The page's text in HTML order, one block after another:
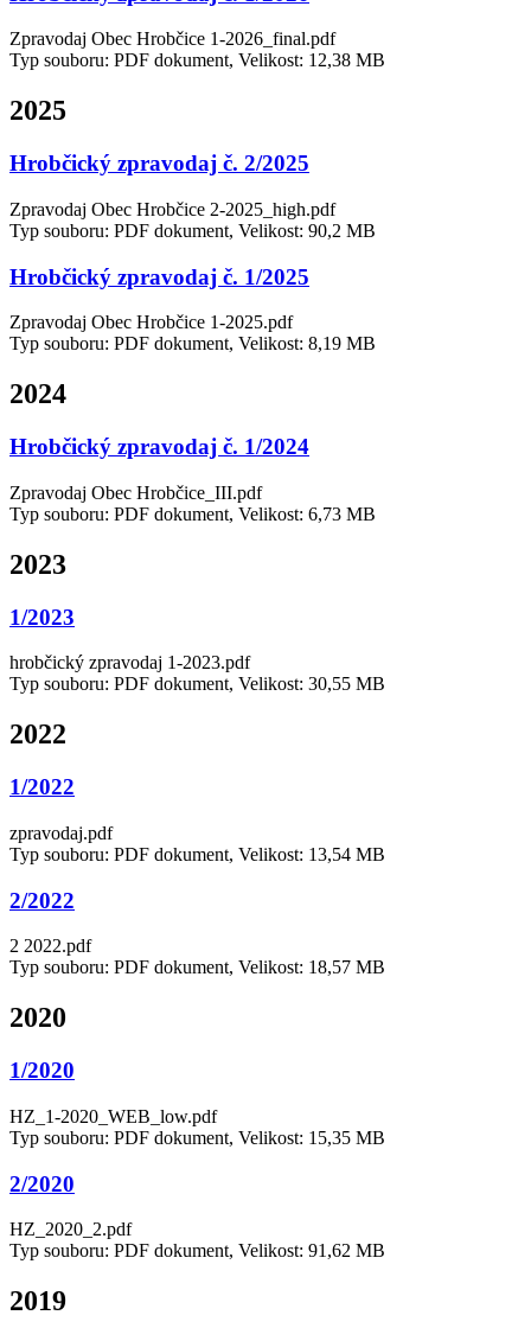
Zpravodaj Obec Hrobčice 1-2026_final.pdf
Typ souboru: PDF dokument, Velikost: 12,38 MB
2025
Hrobčický zpravodaj č. 2/2025
Zpravodaj Obec Hrobčice 2-2025_high.pdf
Typ souboru: PDF dokument, Velikost: 90,2 MB
Hrobčický zpravodaj č. 1/2025
Zpravodaj Obec Hrobčice 1-2025.pdf
Typ souboru: PDF dokument, Velikost: 8,19 MB
2024
Hrobčický zpravodaj č. 1/2024
Zpravodaj Obec Hrobčice_III.pdf
Typ souboru: PDF dokument, Velikost: 6,73 MB
2023
1/2023
hrobčický zpravodaj 1-2023.pdf
Typ souboru: PDF dokument, Velikost: 30,55 MB
2022
1/2022
zpravodaj.pdf
Typ souboru: PDF dokument, Velikost: 13,54 MB
2/2022
2 2022.pdf
Typ souboru: PDF dokument, Velikost: 18,57 MB
2020
1/2020
HZ_1-2020_WEB_low.pdf
Typ souboru: PDF dokument, Velikost: 15,35 MB
2/2020
HZ_2020_2.pdf
Typ souboru: PDF dokument, Velikost: 91,62 MB
2019